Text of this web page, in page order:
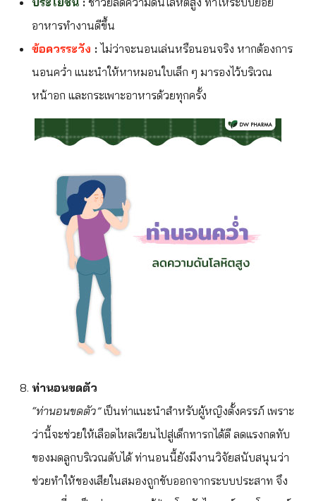
อาหารทำงานดีขึ้น
ข้อควรระวัง :ไม่ว่าจะนอนเล่นหรือนอนจริง หากต้องการ
นอนคว่ำ แนะนำให้หาหมอนใบเล็ก ๆ มารองไว้บริเวณ
หน้าอก และกระเพาะอาหารด้วยทุกครั้ง
ท่านอนขดตัว
“ท่านอนขดตัว”เป็นท่าแนะนำสำหรับผู้หญิงตั้งครรภ์ เพราะ
ว่านี้จะช่วยให้เลือดไหลเวียนไปสู่เด็กทารกได้ดี ลดแรงกดทับ
ของมดลูกบริเวณตับได้ ท่านอนนี้ยังมีงานวิจัยสนับสนุนว่า
ช่วยทำให้ของเสียในสมองถูกขับออกจากระบบประสาท จึง